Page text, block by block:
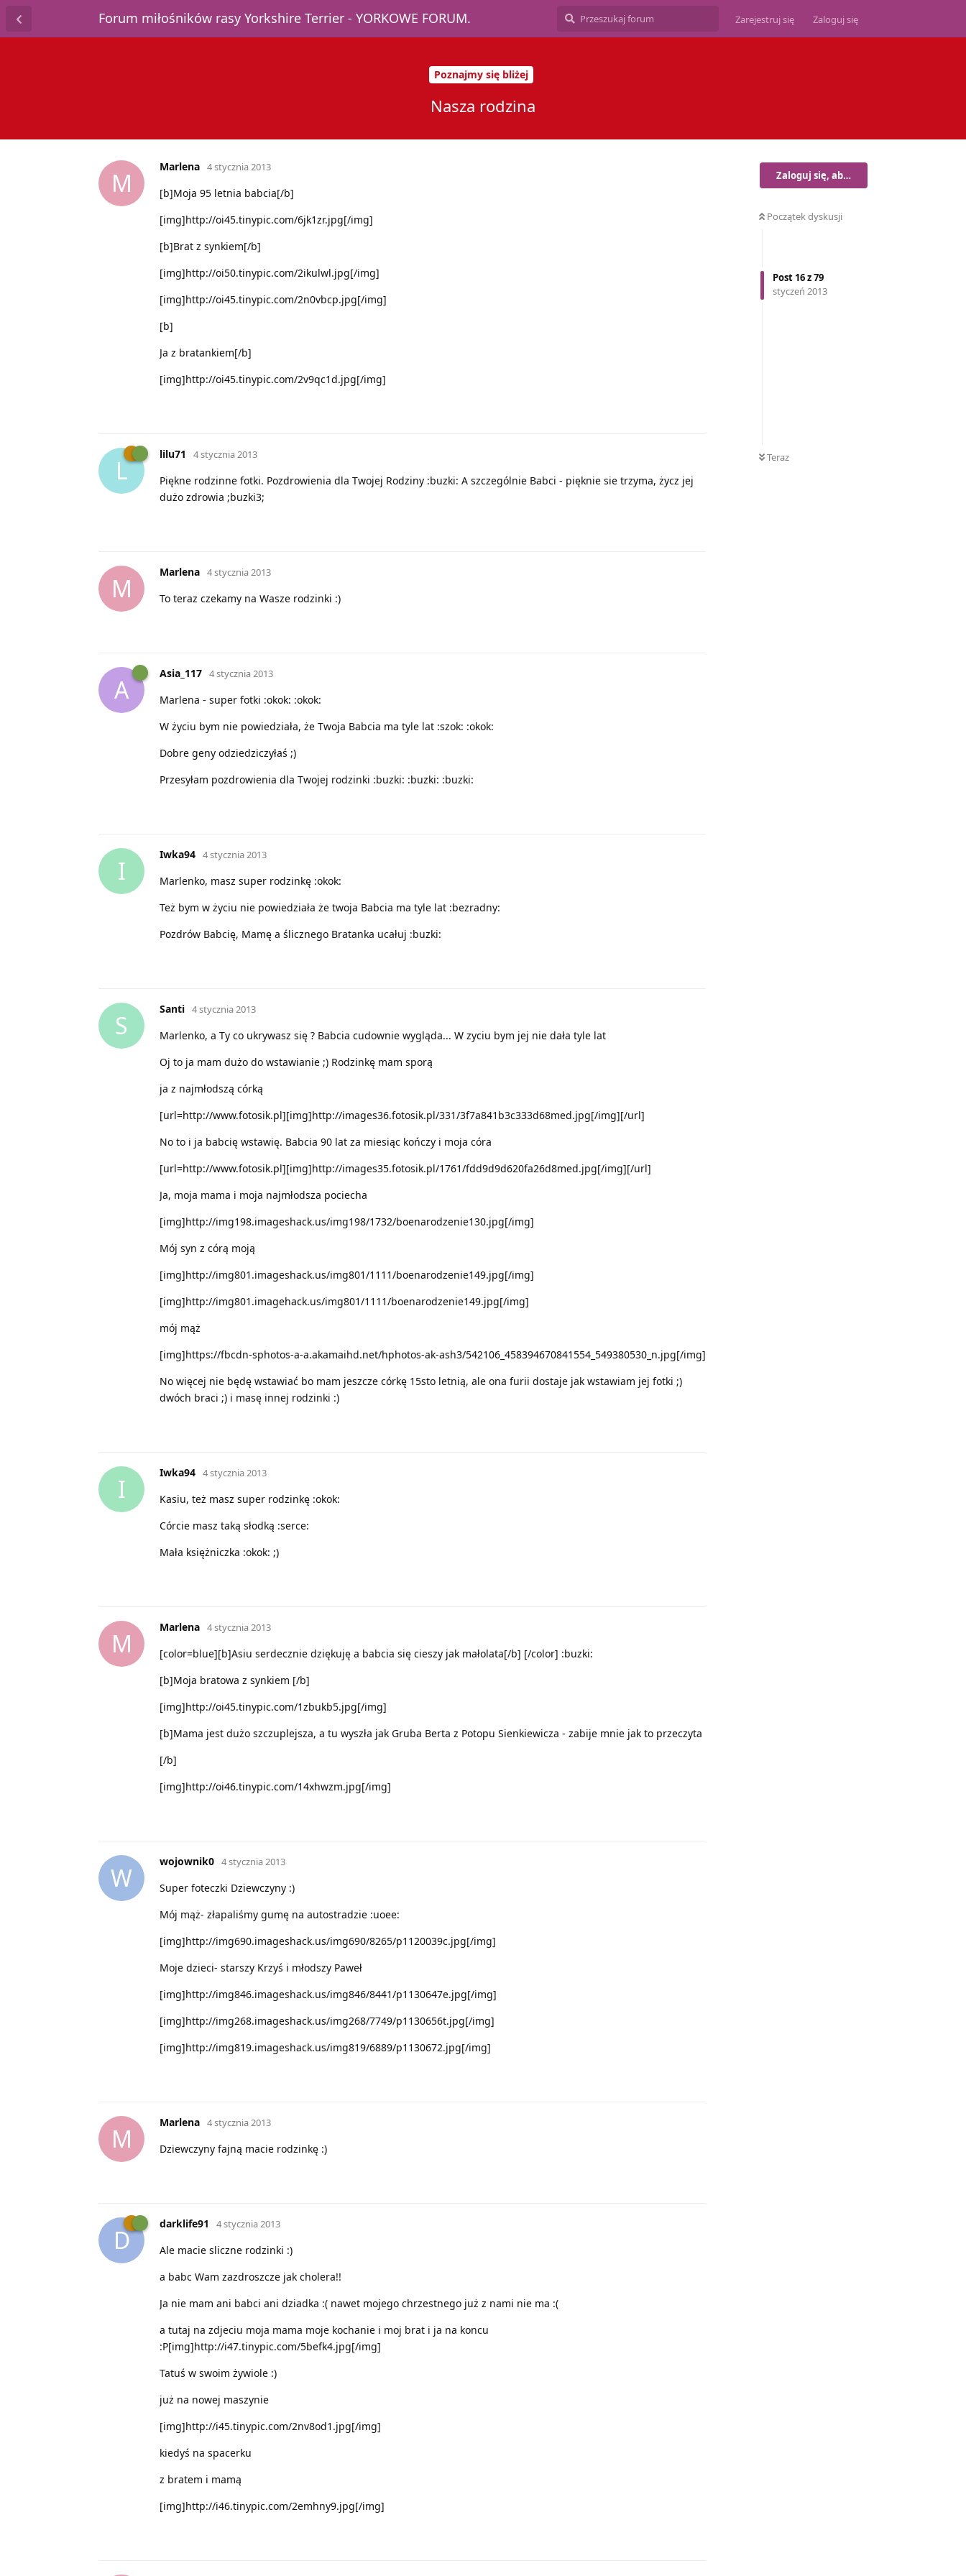
Forum miłośników rasy Yorkshire Terrier - YORKOWE FORUM. Zarejestruj się Zaloguj się
Poznajmy się bliżej
Nasza rodzina
Zaloguj się, aby odpisać
Początek dyskusji
Post 16z79
styczeń 2013
Teraz
M
Marlena 4 stycznia 2013
[b]Moja 95 letnia babcia[/b]
[img]http://oi45.tinypic.com/6jk1zr.jpg[/img]
[b]Brat z synkiem[/b]
[img]http://oi50.tinypic.com/2ikulwl.jpg[/img]
[img]http://oi45.tinypic.com/2n0vbcp.jpg[/img]
[b]
Ja z bratankiem[/b]
[img]http://oi45.tinypic.com/2v9qc1d.jpg[/img]
L
lilu71 4 stycznia 2013
Piękne rodzinne fotki. Pozdrowienia dla Twojej Rodziny :buzki: A szczególnie Babci - pięknie sie trzyma, życz jej
dużo zdrowia ;buzki3;
M
Marlena 4 stycznia 2013
To teraz czekamy na Wasze rodzinki :)
A
Asia_117 4 stycznia 2013
Marlena - super fotki :okok: :okok:
W życiu bym nie powiedziała, że Twoja Babcia ma tyle lat :szok: :okok:
Dobre geny odziedziczyłaś ;)
Przesyłam pozdrowienia dla Twojej rodzinki :buzki: :buzki: :buzki:
I
Iwka94 4 stycznia 2013
Marlenko, masz super rodzinkę :okok:
Też bym w życiu nie powiedziała że twoja Babcia ma tyle lat :bezradny:
Pozdrów Babcię, Mamę a ślicznego Bratanka ucałuj :buzki:
S
Santi 4 stycznia 2013
Marlenko, a Ty co ukrywasz się ? Babcia cudownie wygląda... W zyciu bym jej nie dała tyle lat
Oj to ja mam dużo do wstawianie ;) Rodzinkę mam sporą
ja z najmłodszą córką
[url=http://www.fotosik.pl][img]http://images36.fotosik.pl/331/3f7a841b3c333d68med.jpg[/img][/url]
No to i ja babcię wstawię. Babcia 90 lat za miesiąc kończy i moja córa
[url=http://www.fotosik.pl][img]http://images35.fotosik.pl/1761/fdd9d9d620fa26d8med.jpg[/img][/url]
Ja, moja mama i moja najmłodsza pociecha
[img]http://img198.imageshack.us/img198/1732/boenarodzenie130.jpg[/img]
Mój syn z córą moją
[img]http://img801.imageshack.us/img801/1111/boenarodzenie149.jpg[/img]
[img]http://img801.imagehack.us/img801/1111/boenarodzenie149.jpg[/img]
mój mąż
[img]https://fbcdn-sphotos-a-a.akamaihd.net/hphotos-ak-ash3/542106_458394670841554_549380530_n.jpg[/img]
No więcej nie będę wstawiać bo mam jeszcze córkę 15sto letnią, ale ona furii dostaje jak wstawiam jej fotki ;)
dwóch braci ;) i masę innej rodzinki :)
I
Iwka94 4 stycznia 2013
Kasiu, też masz super rodzinkę :okok:
Córcie masz taką słodką :serce:
Mała księżniczka :okok: ;)
M
Marlena 4 stycznia 2013
[color=blue][b]Asiu serdecznie dziękuję a babcia się cieszy jak małolata[/b] [/color] :buzki:
[b]Moja bratowa z synkiem [/b]
[img]http://oi45.tinypic.com/1zbukb5.jpg[/img]
[b]Mama jest dużo szczuplejsza, a tu wyszła jak Gruba Berta z Potopu Sienkiewicza - zabije mnie jak to przeczyta
[/b]
[img]http://oi46.tinypic.com/14xhwzm.jpg[/img]
W
wojownik0 4 stycznia 2013
Super foteczki Dziewczyny :)
Mój mąż- złapaliśmy gumę na autostradzie :uoee:
[img]http://img690.imageshack.us/img690/8265/p1120039c.jpg[/img]
Moje dzieci- starszy Krzyś i młodszy Paweł
[img]http://img846.imageshack.us/img846/8441/p1130647e.jpg[/img]
[img]http://img268.imageshack.us/img268/7749/p1130656t.jpg[/img]
[img]http://img819.imageshack.us/img819/6889/p1130672.jpg[/img]
M
Marlena 4 stycznia 2013
Dziewczyny fajną macie rodzinkę :)
D
darklife91 4 stycznia 2013
Ale macie sliczne rodzinki :)
a babc Wam zazdroszcze jak cholera!!
Ja nie mam ani babci ani dziadka :( nawet mojego chrzestnego już z nami nie ma :(
a tutaj na zdjeciu moja mama moje kochanie i moj brat i ja na koncu
:P[img]http://i47.tinypic.com/5befk4.jpg[/img]
Tatuś w swoim żywiole :)
już na nowej maszynie
[img]http://i45.tinypic.com/2nv8od1.jpg[/img]
kiedyś na spacerku
z bratem i mamą
[img]http://i46.tinypic.com/2emhny9.jpg[/img]